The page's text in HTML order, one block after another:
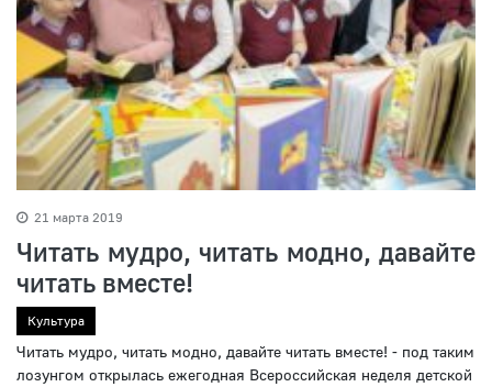
21 марта 2019
Читать мудро, читать модно, давайте
читать вместе!
Культура
Читать мудро, читать модно, давайте читать вместе! - под таким
лозунгом открылась ежегодная Всероссийская неделя детской